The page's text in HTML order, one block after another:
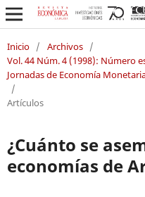
Inicio / Archivos /
Vol. 44 Núm. 4 (1998): Número
Jornadas de Economía
/
Artículos
¿Cuánto se
economías de